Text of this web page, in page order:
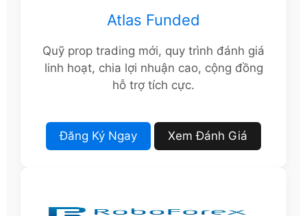
Atlas Funded
Quỹ prop trading mới, quy trình đánh giá
linh hoạt, chia lợi nhuận cao, cộng đồng
hỗ trợ tích cực.
Đăng Ký Ngay Xem Đánh Giá